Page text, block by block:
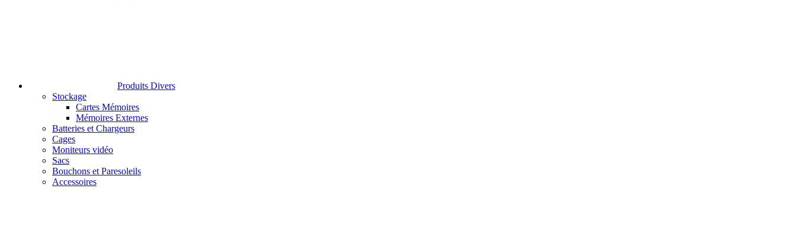
Produits Divers
Stockage
Cartes Mémoires
Mémoires Externes
Batteries et Chargeurs
Cages
Moniteurs vidéo
Sacs
Bouchons et Paresoleils
Accessoires